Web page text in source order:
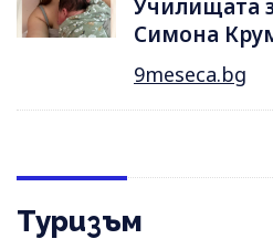
Училищата
Симона
9meseca.bg
Туризъм